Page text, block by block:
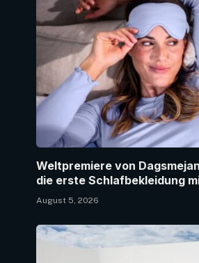
Weltpremiere von
die erste Schlafbekleidung
August 5, 2026